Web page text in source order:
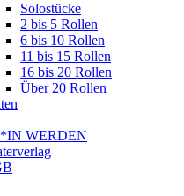
Solostücke
2 bis 5 Rollen
6 bis 10 Rollen
11 bis 15 Rollen
16 bis 20 Rollen
Über 20 Rollen
WERDEN